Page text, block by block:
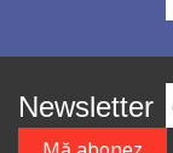
Newsletter